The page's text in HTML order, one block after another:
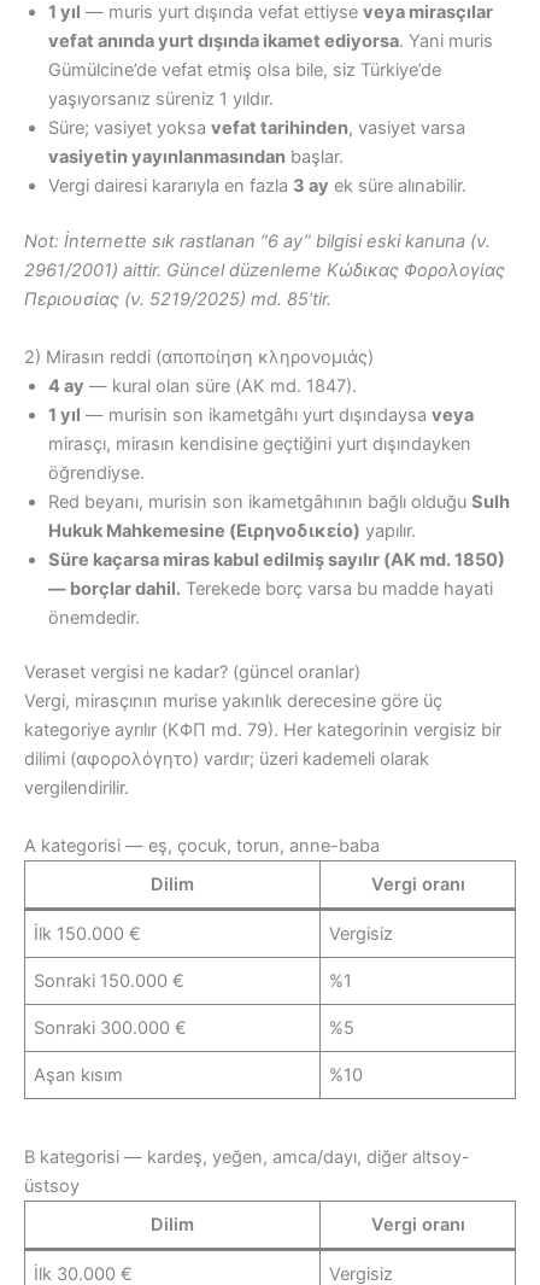
1 yıl — muris yurt dışında vefat ettiyse veya mirasçılar
vefat anında yurt dışında ikamet ediyorsa. Yani muris
Gümülcine’de vefat etmiş olsa bile, siz Türkiye’de
yaşıyorsanız süreniz 1 yıldır.
Süre; vasiyet yoksa vefat tarihinden, vasiyet varsa
vasiyetin yayınlanmasından başlar.
Vergi dairesi kararıyla en fazla 3 ay ek süre alınabilir.
Not: İnternette sık rastlanan “6 ay” bilgisi eski kanuna (ν.
2961/2001) aittir. Güncel düzenleme Κώδικας Φορολογίας
Περιουσίας (ν. 5219/2025) md. 85’tir.
2) Mirasın reddi (αποποίηση κληρονομιάς)
4 ay — kural olan süre (ΑΚ md. 1847).
1 yıl — murisin son ikametgâhı yurt dışındaysa veya
mirasçı, mirasın kendisine geçtiğini yurt dışındayken
öğrendiyse.
Red beyanı, murisin son ikametgâhının bağlı olduğu Sulh
Hukuk Mahkemesine (Ειρηνοδικείο) yapılır.
Süre kaçarsa miras kabul edilmiş sayılır (ΑΚ md. 1850)
— borçlar dahil. Terekede borç varsa bu madde hayati
önemdedir.
Veraset vergisi ne kadar? (güncel oranlar)
Vergi, mirasçının murise yakınlık derecesine göre üç
kategoriye ayrılır (ΚΦΠ md. 79). Her kategorinin vergisiz bir
dilimi (αφορολόγητο) vardır; üzeri kademeli olarak
vergilendirilir.
A kategorisi — eş, çocuk, torun, anne-baba
Dilim
Vergi oranı
İlk 150.000 € Vergisiz
Sonraki 150.000 € %1
Sonraki 300.000 € %5
Aşan kısım %10
B kategorisi — kardeş, yeğen, amca/dayı, diğer altsoy-
üstsoy
Dilim
Vergi oranı
İlk 30.000 € Vergisiz